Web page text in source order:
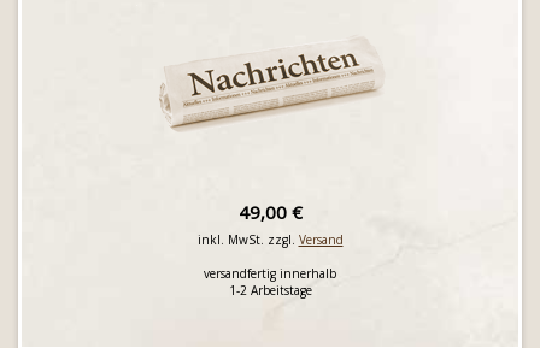
49,00 €
inkl. MwSt. zzgl. Versand
versandfertig innerhalb
1-2 Arbeitstage